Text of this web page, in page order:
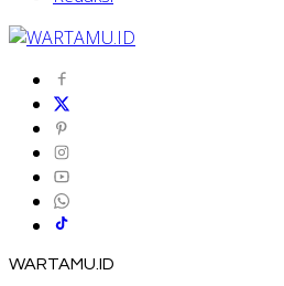
WARTAMU.ID